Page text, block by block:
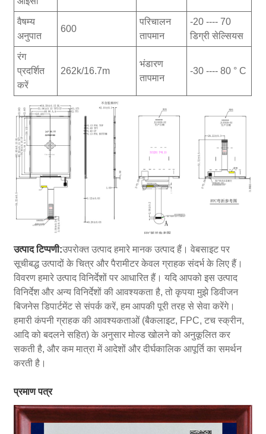
वैषम्य
अनुपात
600
परिचालन
तापमान
-20 ---- 70
डिग्री सेल्सियस
रंग
प्रदर्शित
करें
262k/16.7m
भंडारण
तापमान
-30 ---- 80 ° C
उत्पाद टिप्पणी:उपरोक्त उत्पाद हमारे मानक उत्पाद हैं। वेबसाइट पर
सूचीबद्ध उत्पादों के चित्र और पैरामीटर केवल ग्राहक संदर्भ के लिए हैं।
विवरण हमारे उत्पाद विनिर्देशों पर आधारित हैं। यदि आपको इस उत्पाद
विनिर्देश और अन्य विनिर्देशों की आवश्यकता है, तो कृपया मुझे डिवीजन
बिजनेस डिपार्टमेंट से संपर्क करें, हम आपकी पूरी तरह से सेवा करेंगे।
हमारी कंपनी ग्राहक की आवश्यकताओं (बैकलाइट, FPC, टच स्क्रीन,
आदि को बदलने सहित) के अनुसार मोल्ड खोलने को अनुकूलित कर
सकती है, और कम मात्रा में आदेशों और दीर्घकालिक आपूर्ति का समर्थन
करती है।
प्रमाण पत्र